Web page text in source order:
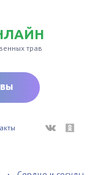
трав
ВКонтакте